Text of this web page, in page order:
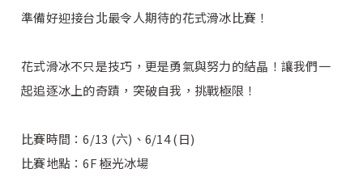
準備好迎接台北最令人期待的花式滑冰比賽！
花式滑冰不只是技巧，更是勇氣與努力的結晶！讓我們一
起追逐冰上的奇蹟，突破自我，挑戰極限！
比賽時間：6/13 (六)、6/14 (日)
比賽地點：6F 極光冰場